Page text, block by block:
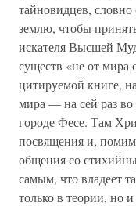
тайновидцев,
землю, чтобы
искателя Высшей
существ «не от мира
цитируемой книге,
мира — на сей раз во
городе Фесе. Там
посвящения и,
общения со
самым, что владеет
только в теории, но